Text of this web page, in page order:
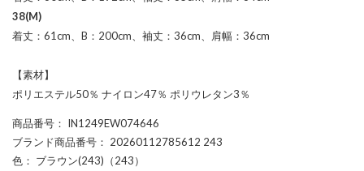
38(M)
着丈：61cm、B：200cm、袖丈：36cm、肩幅：36cm
【素材】
ポリエステル50％ ナイロン47％ ポリウレタン3％
商品番号 ： IN1249EW074646
ブランド商品番号 ： 20260112785612 243
色 ： ブラウン(243)（243）